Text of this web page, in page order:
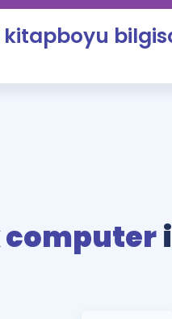
kitapboyu
computer